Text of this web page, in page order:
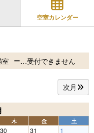
空室カレンダー
…受付できません
次月
木 金 土
30 31 1